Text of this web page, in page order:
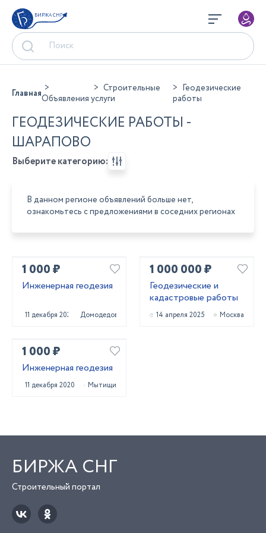
БИРЖА СНГ
ГлавнаяОбъявления
Строительные
услуги
Геодезические
работы
ГЕОДЕЗИЧЕСКИЕ РАБОТЫ -
ШАРАПОВО
Выберите категорию:
В данном регионе объявлений больше нет,
ознакомьтесь с предложениями в соседних регионах
1 000 ₽
Инженерная геодезия
11 декабря 2020 Домодедово
1 000 000 ₽
Геодезические и
кадастровые работы
14 апреля 2025 Москва
1 000 ₽
Инженерная геодезия
11 декабря 2020 Мытищи
БИРЖА СНГ
Строительный портал